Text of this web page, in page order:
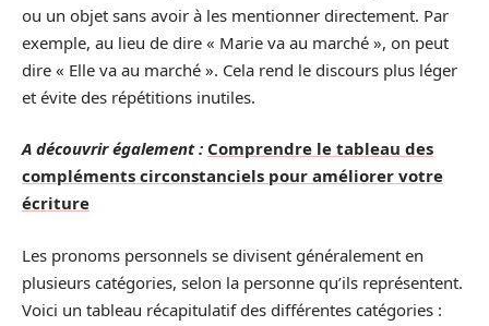
ou un objet sans avoir à les mentionner directement. Par
exemple, au lieu de dire « Marie va au marché », on peut
dire « Elle va au marché ». Cela rend le discours plus léger
et évite des répétitions inutiles.
A découvrir également : Comprendre le tableau des
compléments circonstanciels pour améliorer votre
écriture
Les pronoms personnels se divisent généralement en
plusieurs catégories, selon la personne qu’ils représentent.
Voici un tableau récapitulatif des différentes catégories :